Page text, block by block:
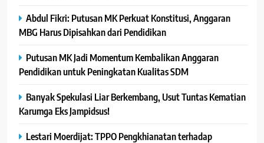
Abdul Fikri: Putusan MK Perkuat Konstitusi, Anggaran
MBG Harus Dipisahkan dari Pendidikan
Putusan MK Jadi Momentum Kembalikan Anggaran
Pendidikan untuk Peningkatan Kualitas SDM
Banyak Spekulasi Liar Berkembang, Usut Tuntas Kematian
Karumga Eks Jampidsus!
Lestari Moerdijat: TPPO Pengkhianatan terhadap